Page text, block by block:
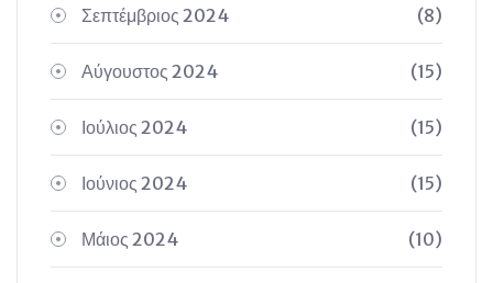
Σεπτέμβριος 2024 (8)
Αύγουστος 2024 (15)
Ιούλιος 2024 (15)
Ιούνιος 2024 (15)
Μάιος 2024 (10)